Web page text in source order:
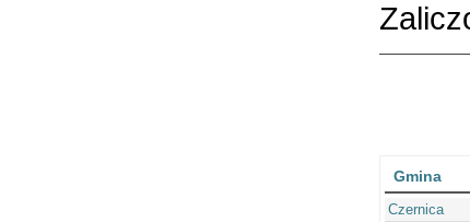
Gmina
Czernica